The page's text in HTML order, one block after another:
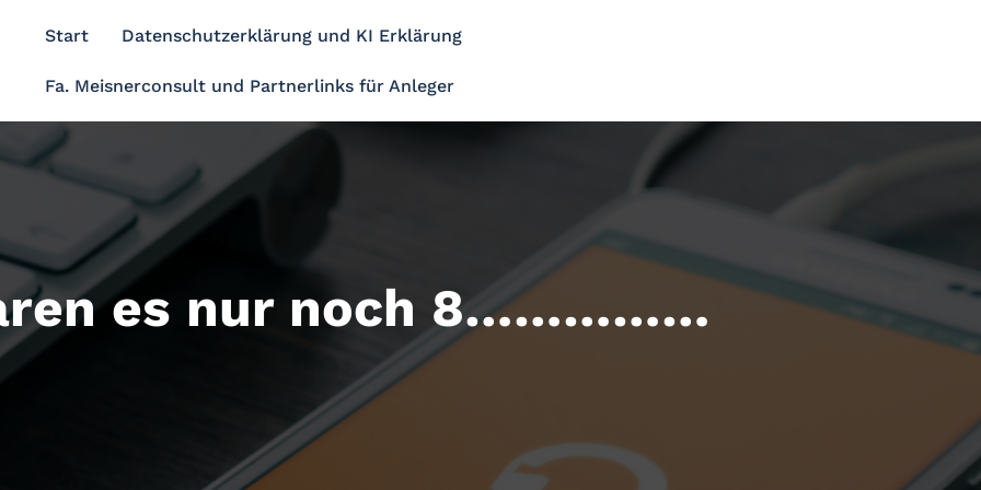
Start Datenschutzerklärung und KI Erklärung
Fa. Meisnerconsult und Partnerlinks für Anleger
es nur noch 8……………